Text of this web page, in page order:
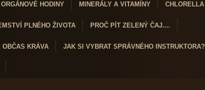
ORGÁNOVÉ HODINY MINERÁLY A VITAMÍNY CHLORELLA
PLNÉHO ŽIVOTA PROČ PÍT ZELENÝ ČAJ....
OBČAS KRÁVA JAK SI VYBRAT SPRÁVNÉHO INSTRUKTORA?